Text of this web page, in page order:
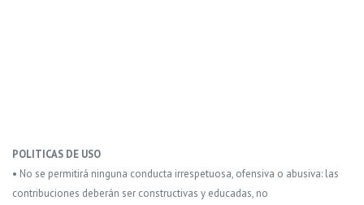
POLITICAS DE USO
• No se permitirá ninguna conducta irrespetuosa, ofensiva o abusiva: las
contribuciones deberán ser constructivas y educadas, no